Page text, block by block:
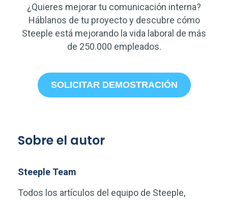
¿Quieres mejorar tu comunicación interna?
Háblanos de tu proyecto y descubre cómo
Steeple está mejorando la vida laboral de más
de 250.000 empleados.
SOLICITAR DEMOSTRACIÓN
Sobre el autor
Steeple Team
Todos los artículos del equipo de Steeple,